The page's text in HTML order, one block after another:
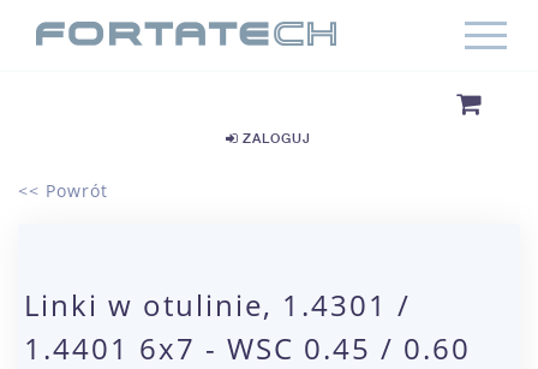
ZALOGUJ
<< Powrót
Linki w otulinie, 1.4301 /
1.4401 6x7 - WSC 0.45 / 0.60